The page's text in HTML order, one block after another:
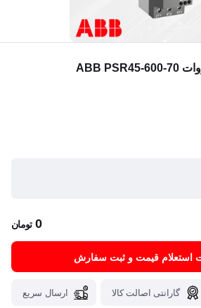
0 تومان
استعلام قیمت و ثبت سفارش
گارانتی اصالت کالا ارسال سریع